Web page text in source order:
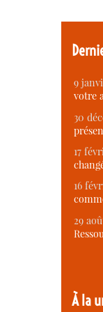
9
votre
30
17
16
29
À la